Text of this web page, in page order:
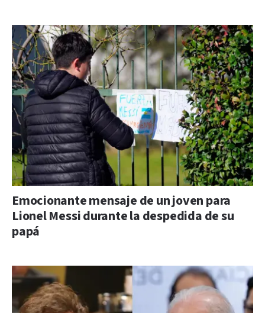
Emocionante mensaje de un joven para
Lionel Messi durante la despedida de su
papá